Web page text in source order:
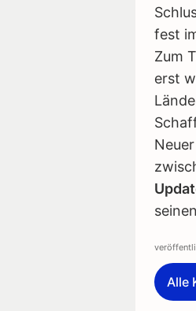
fest
Zum
erst
Alle